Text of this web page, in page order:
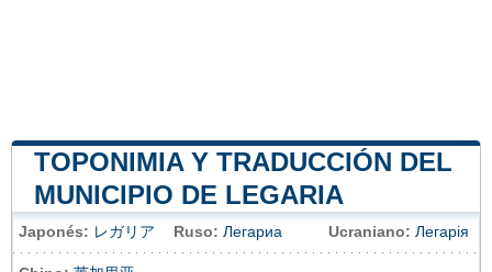
TOPONIMIA Y TRADUCCIÓN DEL
MUNICIPIO DE LEGARIA
Japonés: レガリア Ruso: Легариа Ucraniano: Легарія